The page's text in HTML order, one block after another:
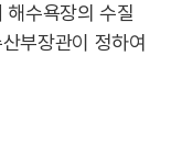
수욕장의 수질
부장관이 정하여